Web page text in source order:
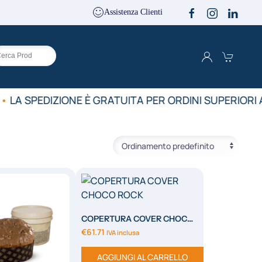
Assistenza Clienti
LA SPEDIZIONE È GRATUITA PER ORDINI SUPERIORI
COPERTURA COVER CHOCO
ROCK
€61.71 IVA inclusa
AGGIUNGI AL CARRELLO